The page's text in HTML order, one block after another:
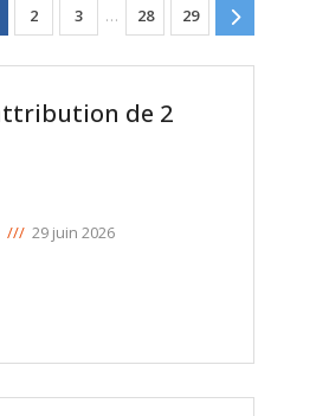
2 3 … 28 29
de 2
/// 29 juin 2026